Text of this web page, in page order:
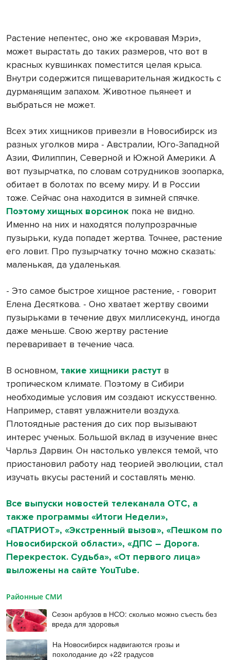
Растение непентес, оно же «кровавая Мэри»,
может вырастать до таких размеров, что вот в
красных кувшинках поместится целая крыса.
Внутри содержится пищеварительная жидкость с
дурманящим запахом. Животное пьянеет и
выбраться не может.
Всех этих хищников привезли в Новосибирск из
разных уголков мира - Австралии, Юго-Западной
Азии, Филиппин, Северной и Южной Америки. А
вот пузырчатка, по словам сотрудников зоопарка,
обитает в болотах по всему миру. И в России
тоже. Сейчас она находится в зимней спячке.
Поэтому хищных ворсинок пока не видно.
Именно на них и находятся полупрозрачные
пузырьки, куда попадет жертва. Точнее, растение
его ловит. Про пузырчатку точно можно сказать:
маленькая, да удаленькая.
- Это самое быстрое хищное растение, - говорит
Елена Десяткова. - Оно хватает жертву своими
пузырьками в течение двух миллисекунд, иногда
даже меньше. Свою жертву растение
переваривает в течение часа.
В основном, такие хищники растут в
тропическом климате. Поэтому в Сибири
необходимые условия им создают искусственно.
Например, ставят увлажнители воздуха.
Плотоядные растения до сих пор вызывают
интерес ученых. Большой вклад в изучение внес
Чарльз Дарвин. Он настолько увлекся темой, что
приостановил работу над теорией эволюции, стал
изучать вкусы растений и составлять меню.
Все выпуски новостей телеканала ОТС, а
также программы «Итоги Недели»,
«ПАТРИОТ», «Экстренный вызов», «Пешком по
Новосибирской области», «ДПС – Дорога.
Перекресток. Судьба», «От первого лица»
выложены на сайте YouTube.
Районные СМИ
Сезон арбузов в НСО: сколько можно съесть без
вреда для здоровья
На Новосибирск надвигаются грозы и
похолодание до +22 градусов